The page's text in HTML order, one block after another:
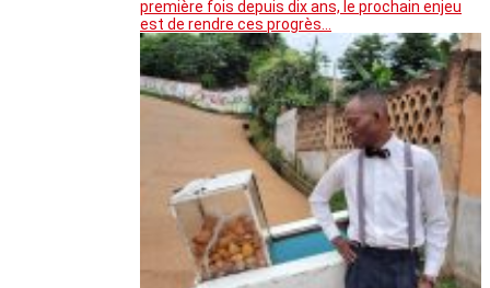
première fois depuis dix ans, le prochain enjeu
est de rendre ces progrès…